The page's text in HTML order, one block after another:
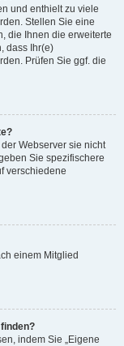
und enthielt zu viele
Stellen Sie eine
die Ihnen die erweiterte
dass Ihr(e)
Prüfen Sie ggf. die
Webserver sie nicht
Sie spezifischere
verschiedene
einem Mitglied
indem Sie „Eigene